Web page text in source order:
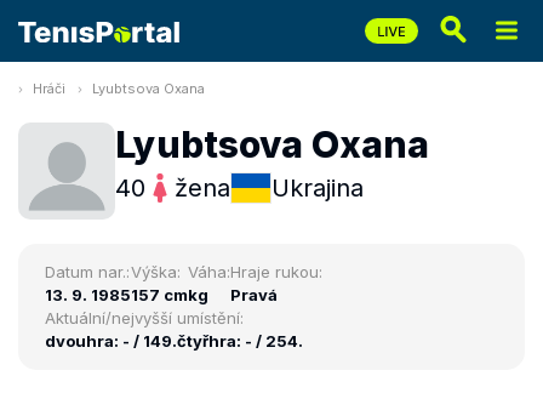
Hráči Lyubtsova Oxana
Lyubtsova Oxana
40 žena Ukrajina
Datum nar.:
13. 9. 1985
Výška:
157 cm
Váha:
kg
Hraje rukou:
Pravá
Aktuální/nejvyšší umístění:
dvouhra: - / 149.čtyřhra: - / 254.